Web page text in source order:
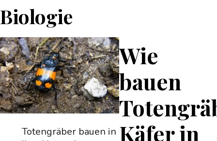
Biologie
Wie
bauen
Käfer in
Totengräber bauen in